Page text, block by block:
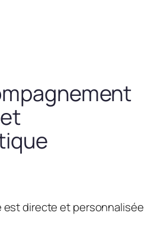
est directe et personnalisée